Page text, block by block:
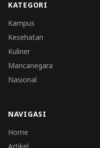
KATEGORI
Kampus
Kesehatan
Kuliner
Mancanegara
Nasional
NAVIGASI
Home